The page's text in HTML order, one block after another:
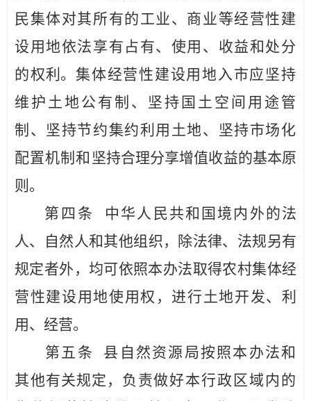
民集体对其所有的工业、 商业等经营性建
设用地依法享有占有、使用、 收益和处分
的权利。 集体经营性建设用地入市应坚持
维护土地公有制 、坚持国土空间用途管
制、坚持节约集约利用土地、坚持市场化
配置机制和 坚持合理分享增值收益的基本原
则。
第四条
中华人民共和国境内外的法
人、自然人和其他组 织，
除法律、法规另有
规定者外，均可依照本办法取得农村集体经
营性建设用地使用权，进行土地开发、利
用、经营。
第五条
县 自然资源局按照本办法和
其他有关规定， 负责做好本行政区域内的